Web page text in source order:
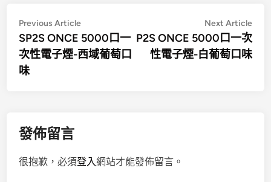
文
章
導
覽
Previous ArticlePrevious
article:
SP2S ONCE 5000口一
次性電子煙-西域葡萄口
味
Next Article
P2S ONCE 5000口一次
性電子煙-白葡萄口味
發佈留言
很抱歉，必須登入網站才能發佈留言。